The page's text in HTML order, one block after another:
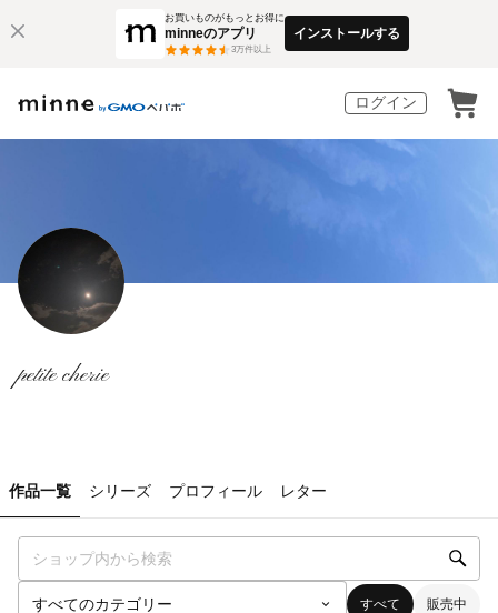
お買いものがもっとお得に
minneのアプリ
3万件以上
インストールする
ログイン
petite cherie
作品一覧 シリーズ プロフィール レター
すべて 販売中